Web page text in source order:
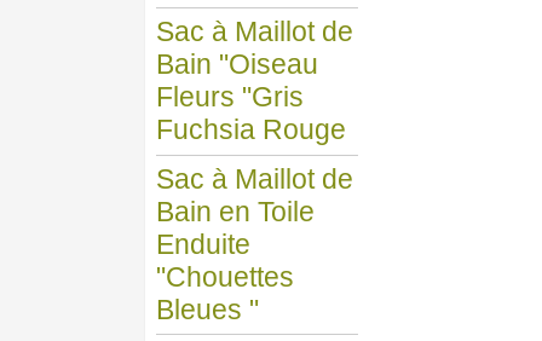
Sac à Maillot de
Bain "Oiseau
Fleurs "Gris
Fuchsia Rouge
Sac à Maillot de
Bain en Toile
Enduite
"Chouettes
Bleues "